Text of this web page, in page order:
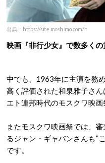
出典：https://site.moshimo.com/h
映画『非行少女』で数多く
中でも、1963年に主演を務
高く評価された和泉雅子さ
エト連邦時代のモスクワ映画
またモスクワ映画祭では、
るジャン・ギャバンさんも“
です。